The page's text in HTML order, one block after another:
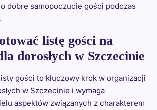
dobre samopoczucie gości podczas
listę gości na
dorosłych w Szczecinie
gości to kluczowy krok w organizacji
w Szczecinie i wymaga
aspektów związanych z charakterem